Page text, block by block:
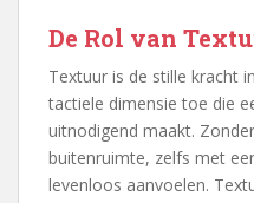
De Rol van
Textuur is de stille kracht
tactiele dimensie toe die
uitnodigend maakt.
buitenruimte, zelfs met
levenloos aanvoelen.